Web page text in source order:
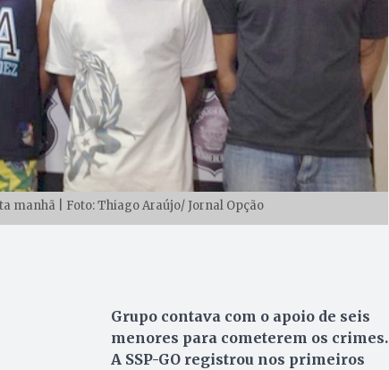
manhã | Foto: Thiago Araújo/ Jornal Opção
Grupo contava com o apoio de seis
menores para cometerem os crimes.
A SSP-GO registrou nos primeiros